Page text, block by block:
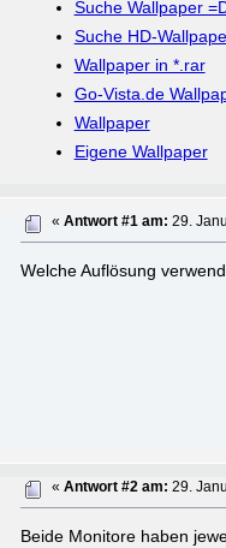
Suche Wallpaper
Suche HD-
Wallpaper in *.rar
Go-Vista.de
Wallpaper
Eigene Wallpaper
«Antwort #1 am: 29.
Welche Auflösung
«Antwort #2 am: 29.
Beide Monitore haben